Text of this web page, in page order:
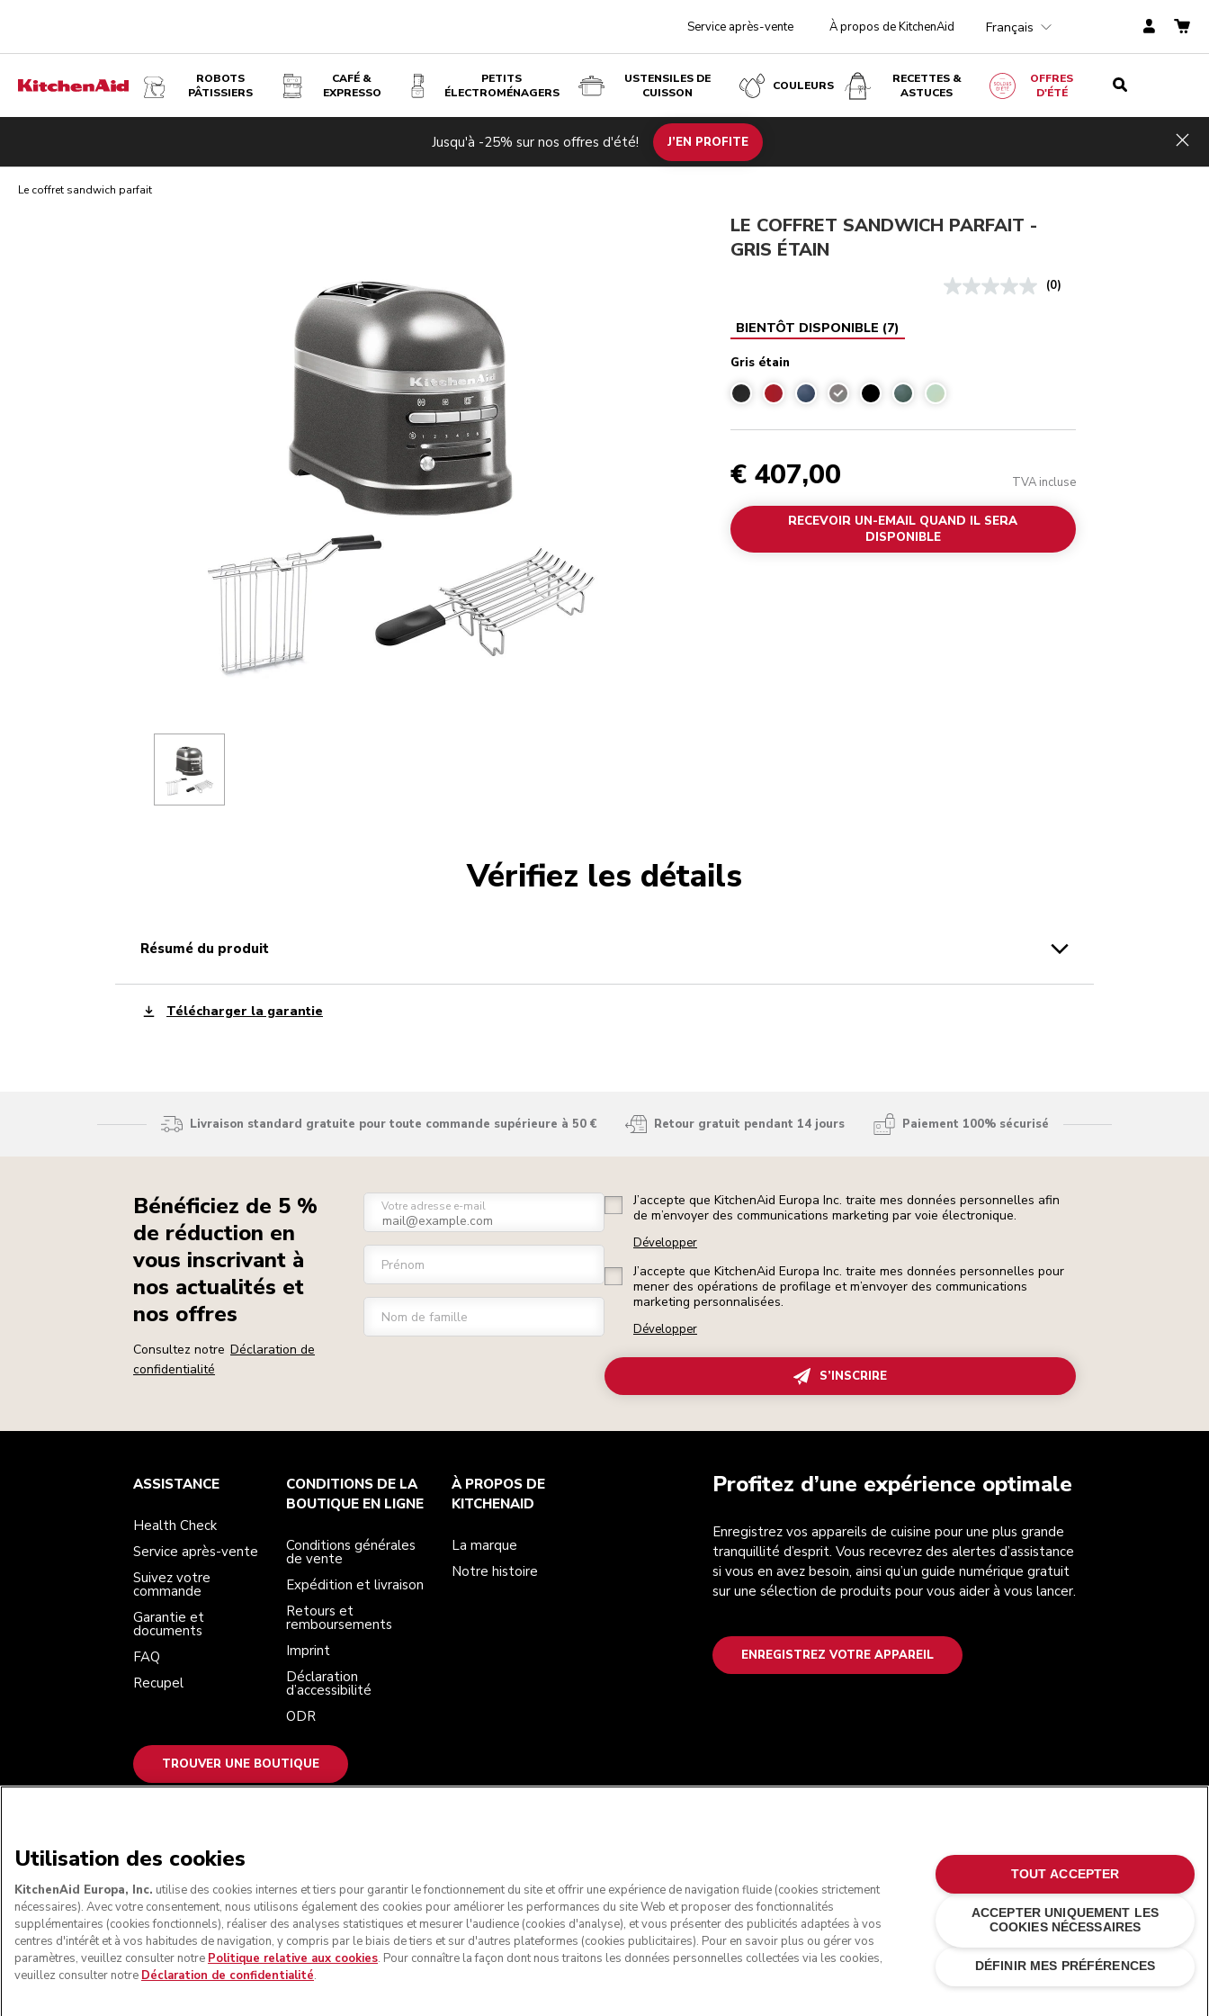
Service après-vente À propos de KitchenAid Français
ROBOTS
PÂTISSIERS
CAFÉ &
EXPRESSO
PETITS
ÉLECTROMÉNAGERS
USTENSILES DE
CUISSON
COULEURS
RECETTES &
ASTUCES
OFFRES
D'ÉTÉ
Jusqu'à -25% sur nos offres d'été! J’EN PROFITE
Le coffret sandwich parfait
Gris étain
€ 407,00
LE COFFRET SANDWICH PARFAIT -
GRIS ÉTAIN
(0)
BIENTÔT DISPONIBLE (7)
Gris étain
Gris étain
€ 407,00 TVA incluse
RECEVOIR UN-EMAIL QUAND IL SERA
DISPONIBLE
Vérifiez les détails
résumé du produit
Télécharger la garantie
Livraison standard gratuite pour toute commande supérieure à 50 € Retour gratuit pendant 14 jours Paiement 100% sécurisé
Bénéficiez de 5 %
de réduction en
vous inscrivant à
nos actualités et
nos offres
Consultez notre Déclaration de
confidentialité
Votre adresse e-mail
Prénom
Nom de famille
J’accepte que KitchenAid Europa Inc. traite mes données personnelles afin
de m’envoyer des communications marketing par voie électronique.
Développer
J’accepte que KitchenAid Europa Inc. traite mes données personnelles pour
mener des opérations de profilage et m’envoyer des communications
marketing personnalisées.
Développer
S’INSCRIRE
Profitez d’une expérience optimale
Enregistrez vos appareils de cuisine pour une plus grande
tranquillité d’esprit. Vous recevrez des alertes d’assistance
si vous en avez besoin, ainsi qu’un guide numérique gratuit
sur une sélection de produits pour vous aider à vous lancer.
ENREGISTREZ VOTRE APPAREIL
Health Check
Service après-vente
FAQ
Conditions générales de vente
Expédition et livraison
Déclaration d’accessibilité
La marque
Notre histoire
Trouver une boutique
ASSISTANCE
Health Check
Service après-vente
Suivez votre
commande
Garantie et
documents
FAQ
Recupel
CONDITIONS DE LA
BOUTIQUE EN LIGNE
Conditions générales
de vente
Expédition et livraison
Retours et
remboursements
Imprint
Déclaration
d’accessibilité
ODR
À PROPOS DE
KITCHENAID
La marque
Notre histoire
TROUVER UNE BOUTIQUE
© KitchenAid 2026 - Tous droits réservés. KitchenAid et la forme du robot pâtissier multifonction sont des marques commerciales aux États-Unis et ailleurs.
Utilisation des cookies
KitchenAid Europa, Inc. utilise des cookies internes et tiers pour garantir le fonctionnement du site et offrir une expérience de navigation fluide (cookies strictement
nécessaires). Avec votre consentement, nous utilisons également des cookies pour améliorer les performances du site Web et proposer des fonctionnalités
supplémentaires (cookies fonctionnels), réaliser des analyses statistiques et mesurer l'audience (cookies d'analyse), et vous présenter des publicités adaptées à vos
centres d'intérêt et à vos habitudes de navigation, y compris par le biais de tiers et sur d'autres plateformes (cookies publicitaires). Pour en savoir plus ou gérer vos
paramètres, veuillez consulter notre Politique relative aux cookies. Pour connaître la façon dont nous traitons les données personnelles collectées via les cookies,
veuillez consulter notre Déclaration de confidentialité.
DÉFINIR MES PRÉFÉRENCES
ACCEPTER UNIQUEMENT LES
COOKIES NÉCESSAIRES
TOUT ACCEPTER